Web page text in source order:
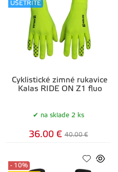
Cyklistické zimné rukavice
Kalas RIDE ON Z1 fluo
UŠETRÍTE
na sklade 2 ks
36.00 € 40.00 €
- 10%